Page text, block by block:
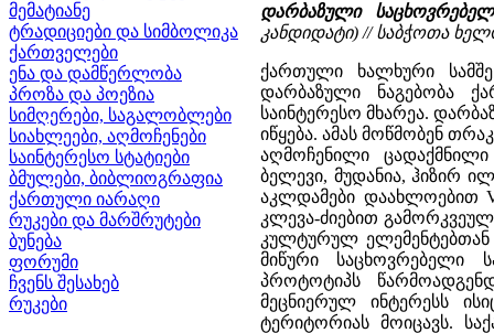
მემატიანე
ტრადიციები და სიმბოლიკა
ქართველები
ენა და დამწერლობა
პროზა და პოეზია
სიმღერები, საგალობლები
სიახლეები, აღმოჩენები
საინტერესო სტატიები
ბმულები, ბიბლიოგრაფია
ქართული იარაღი
რუკები და მარშრუტები
ბუნება
ფორუმი
ჩვენს შესახებ
რუკები
დარბაზული
კანდიდატი) // საბჭოთა
ქართული ხალხური
დარბაზული ნაგებობა
საინტერესო მხარეა.
იწყება. ამას მოწმობენ
აღმოჩენილი
ბელევი, მუდანია, ჰიზირ
აკლდამები დაახლოებით
კლევა-ძიებით
კულტურულ ელემენტებთან
მიწური საცხოვრებელი
პროტოტიპს
მეცნიერულ ინტერესს
ტერიტორიას მოიცავს.